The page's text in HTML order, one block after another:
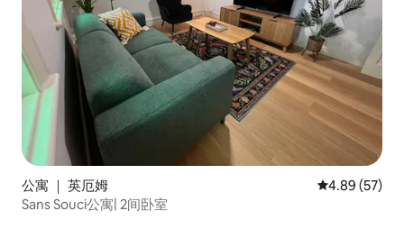
公寓 ｜ 英厄姆 平均评分
4.89 (57)
Sans Souci公寓| 2间卧室